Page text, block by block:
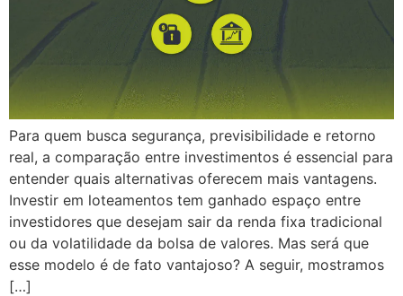
Para quem busca segurança, previsibilidade e retorno
real, a comparação entre investimentos é essencial para
entender quais alternativas oferecem mais vantagens.
Investir em loteamentos tem ganhado espaço entre
investidores que desejam sair da renda fixa tradicional
ou da volatilidade da bolsa de valores. Mas será que
esse modelo é de fato vantajoso? A seguir, mostramos
[…]